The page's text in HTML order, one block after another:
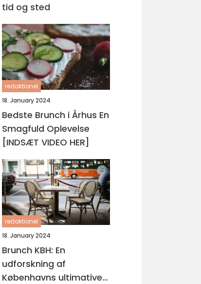
tid og sted
redaktionel
18. January 2024
Bedste Brunch i Århus En
Smagfuld Oplevelse
[INDSÆT VIDEO HER]
redaktionel
18. January 2024
Brunch KBH: En
udforskning af
Københavns ultimative